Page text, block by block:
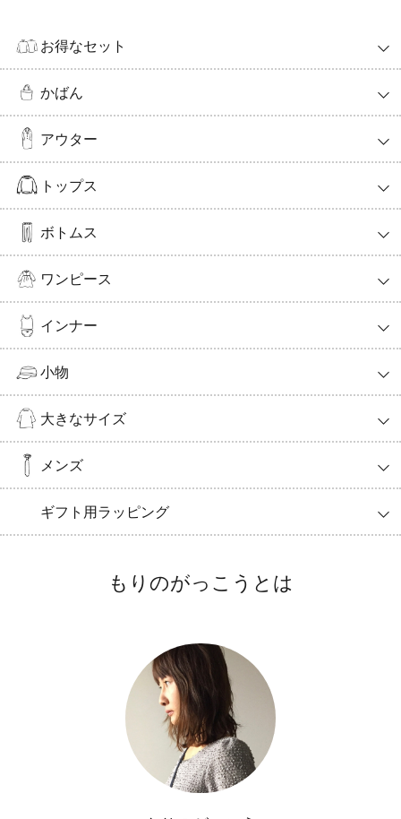
お得なセット
かばん
アウター
トップス
ボトムス
ワンピース
インナー
小物
大きなサイズ
メンズ
ギフト用ラッピング
もりのがっこうとは